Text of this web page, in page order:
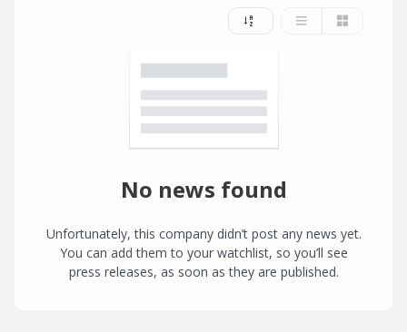
No news found
Unfortunately, this company didn’t post any news yet.
You can add them to your watchlist, so you’ll see
press releases, as soon as they are published.